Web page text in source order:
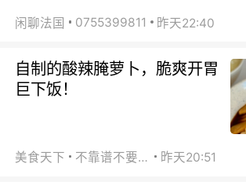
闲聊法国 0755399811 昨天22:40
自制的酸辣腌萝卜，脆爽开胃
巨下饭！
美食天下 不靠谱不要联系 昨天20:51